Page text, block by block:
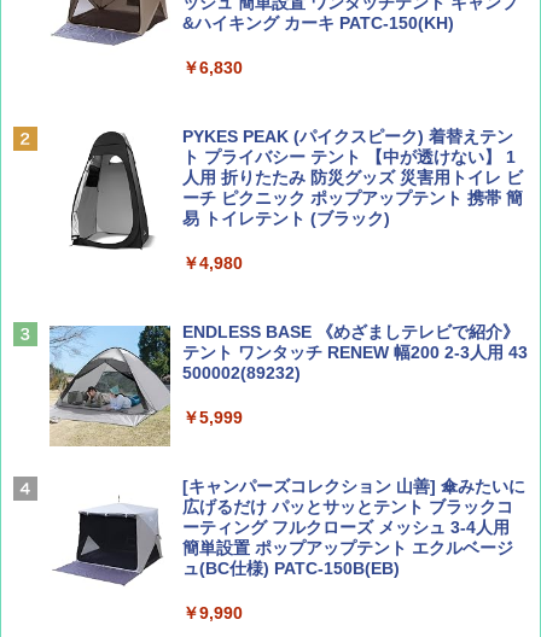
￥1,500
￥713
AIRLINE（エアライン）2026年9月号【特
集】ボーイング110周年を祝して！
￥1,760
￥2,079
￥2,695
球の歩き方A ヨーロッパ
ァキア 2026～2027 地球の歩き方A ヨーロッ
￥2,277
新しい日本地理 地図・統計・移動から読み
解く (講談社現代新書)
￥1,540
&ハイキング カーキ PATC-150(KH)
￥6,830
PYKES PEAK (パイクスピーク) 着替えテン
ト プライバシー テント 【中が透けない】 1
人用 折りたたみ 防災グッズ 災害用トイレ ビ
ーチ ピクニック ポップアップテント 携帯 簡
易 トイレテント (ブラック)
￥4,980
ENDLESS BASE 《めざましテレビで紹介》
テント ワンタッチ RENEW 幅200 2-3人用 43
500002(89232)
￥5,999
[キャンパーズコレクション 山善] 傘みたいに
広げるだけ パッとサッとテント ブラックコ
ーティング フルクローズ メッシュ 3-4人用
簡単設置 ポップアップテント エクルベージ
ュ(BC仕様) PATC-150B(EB)
￥9,990